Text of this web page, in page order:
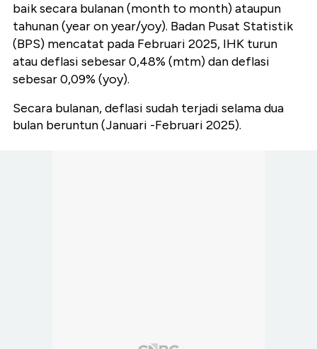
baik secara bulanan (month to month) ataupun
tahunan (year on year/yoy). Badan Pusat Statistik
(BPS) mencatat pada Februari 2025, IHK turun
atau deflasi sebesar 0,48% (mtm) dan deflasi
sebesar 0,09% (yoy).
Secara bulanan, deflasi sudah terjadi selama dua
bulan beruntun (Januari -Februari 2025).